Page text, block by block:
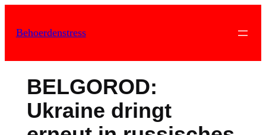
Inhalt
Behoerdenstress
BELGOROD:
Ukraine dringt